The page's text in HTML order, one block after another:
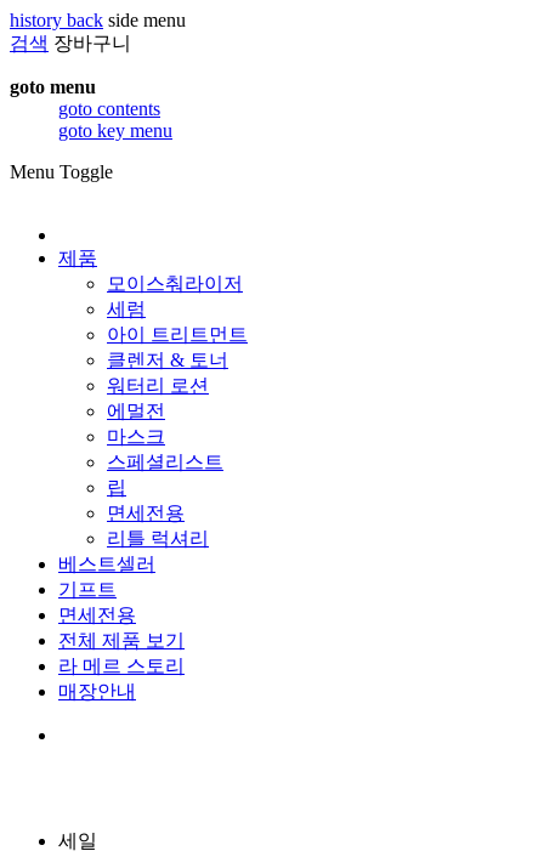
history back side menu
검색 장바구니
goto menu
goto contents
goto key menu
Menu Toggle
제품
모이스춰라이저
세럼
아이 트리트먼트
클렌저 & 토너
워터리 로션
에멀전
마스크
스페셜리스트
립
면세전용
리틀 럭셔리
베스트셀러
기프트
면세전용
전체 제품 보기
라 메르 스토리
매장안내
세일